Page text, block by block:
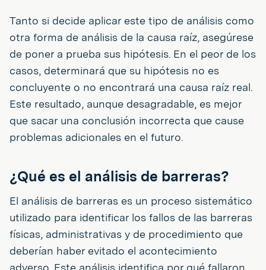
Tanto si decide aplicar este tipo de análisis como
otra forma de análisis de la causa raíz, asegúrese
de poner a prueba sus hipótesis. En el peor de los
casos, determinará que su hipótesis no es
concluyente o no encontrará una causa raíz real.
Este resultado, aunque desagradable, es mejor
que sacar una conclusión incorrecta que cause
problemas adicionales en el futuro.
¿Qué es el análisis de barreras?
El análisis de barreras es un proceso sistemático
utilizado para identificar los fallos de las barreras
físicas, administrativas y de procedimiento que
deberían haber evitado el acontecimiento
adverso. Este análisis identifica por qué fallaron